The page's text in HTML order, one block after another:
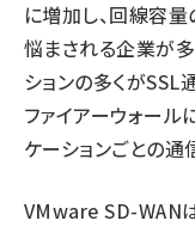
に増加し、回線容
悩まされる企業が多
ションの多くがSSL
ファイアーウォール
ケーションごとの
VMware SD-WAN